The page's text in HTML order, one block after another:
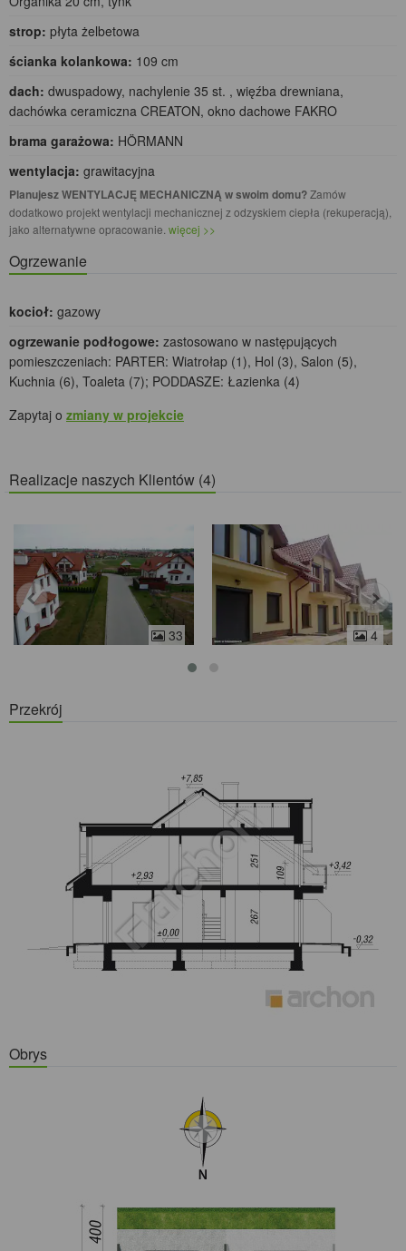
strop: płyta żelbetowa
ścianka kolankowa: 109 cm
dach: dwuspadowy, nachylenie 35 st. , więźba drewniana,
dachówka ceramiczna CREATON, okno dachowe FAKRO
brama garażowa: HÖRMANN
wentylacja: grawitacyjna
Planujesz WENTYLACJĘ MECHANICZNĄ w swoim domu?Zamów
dodatkowo projekt wentylacji mechanicznej z odzyskiem ciepła (rekuperacją),
jako alternatywne opracowanie. więcej >>
Ogrzewanie
kocioł: gazowy
ogrzewanie podłogowe: zastosowano w następujących
pomieszczeniach: PARTER: Wiatrołap (1), Hol (3), Salon (5),
Kuchnia (6), Toaleta (7); PODDASZE: Łazienka (4)
Zapytaj o zmiany w projekcie
Realizacje naszych Klientów (4)
33 4
Przekrój
Obrys